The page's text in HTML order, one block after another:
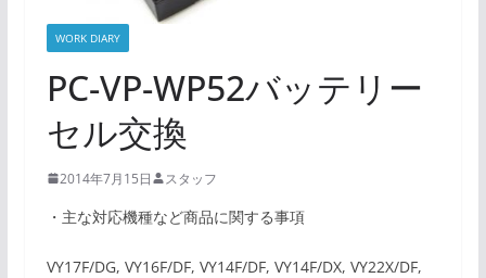
WORK DIARY
PC-VP-WP52バッテリー
セル交換
2014年7月15日 スタッフ
・主な対応機種など商品に関する事項
VY17F/DG, VY16F/DF, VY14F/DF, VY14F/DX, VY22X/DF,